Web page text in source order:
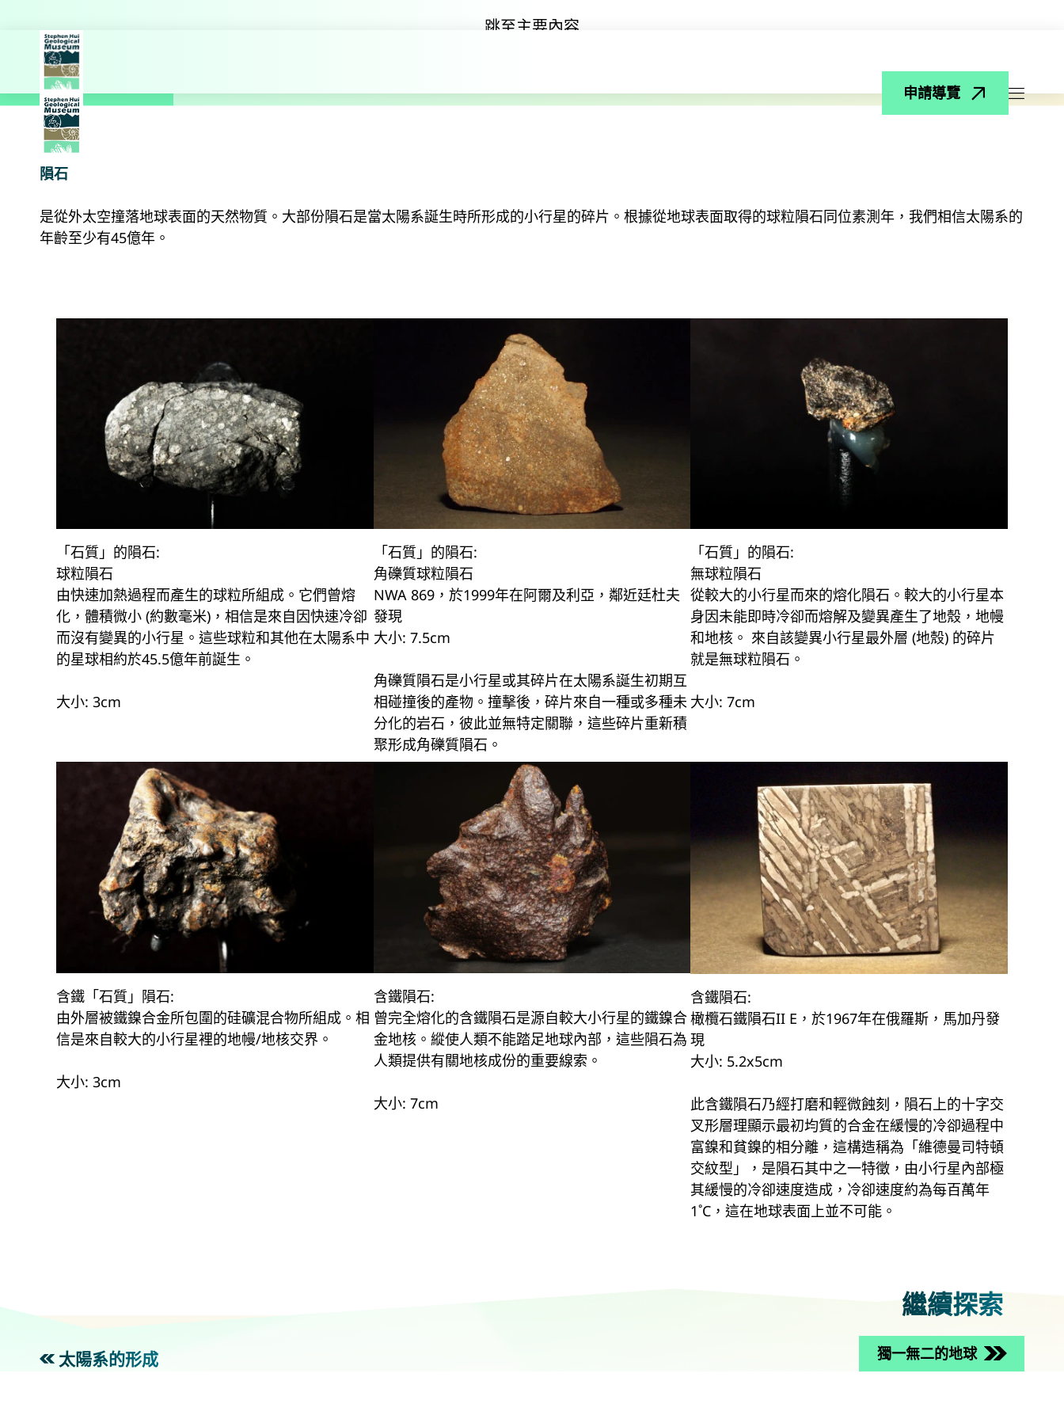
跳至主要內容
申請導覽
探索更多
隕石
是從外太空撞落地球表面的天然物質。大部份隕石是當太陽系誕生時所形成的小行星的碎片。根據從地球表面取得的球粒隕石同位素測年，我們相信太陽系的
年齡至少有45億年。
「石質」的隕石:
球粒隕石
由快速加熱過程而產生的球粒所組成。它們曾熔
化，體積微小 (約數毫米)，相信是來自因快速冷卻
而沒有變異的小行星。這些球粒和其他在太陽系中
的星球相約於45.5億年前誕生。
大小: 3cm
「石質」的隕石:
角礫質球粒隕石
NWA 869，於1999年在阿爾及利亞，鄰近廷杜夫
發現
大小: 7.5cm
角礫質隕石是小行星或其碎片在太陽系誕生初期互
相碰撞後的產物。撞擊後，碎片來自一種或多種未
分化的岩石，彼此並無特定關聯，這些碎片重新積
聚形成角礫質隕石。
「石質」的隕石:
無球粒隕石
從較大的小行星而來的熔化隕石。較大的小行星本
身因未能即時冷卻而熔解及變異產生了地殼，地幔
和地核。 來自該變異小行星最外層 (地殼) 的碎片
就是無球粒隕石。
大小: 7cm
含鐵「石質」隕石:
由外層被鐵鎳合金所包圍的硅礦混合物所組成。相
信是來自較大的小行星裡的地幔/地核交界。
大小: 3cm
含鐵隕石:
曾完全熔化的含鐵隕石是源自較大小行星的鐵鎳合
金地核。縱使人類不能踏足地球內部，這些隕石為
人類提供有關地核成份的重要線索。
大小: 7cm
含鐵隕石:
橄欖石鐵隕石II E，於1967年在俄羅斯，馬加丹發
現
大小: 5.2x5cm
此含鐵隕石乃經打磨和輕微蝕刻，隕石上的十字交
叉形層理顯示最初均質的合金在緩慢的冷卻過程中
富鎳和貧鎳的相分離，這構造稱為「維德曼司特頓
交紋型」，是隕石其中之一特徵，由小行星內部極
其緩慢的冷卻速度造成，冷卻速度約為每百萬年
1˚C，這在地球表面上並不可能。
繼續探索
太陽系的形成 獨一無二的地球